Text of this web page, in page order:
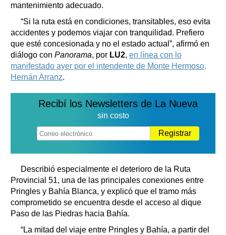
mantenimiento adecuado.
“Si la ruta está en condiciones, transitables, eso evita
accidentes y podemos viajar con tranquilidad. Prefiero
que esté concesionada y no el estado actual”, afirmó en
diálogo con Panorama, por LU2, en línea con lo
manifestado ayer por el intendente de Monte Hermoso,
Hernán Arranz.
Recibí los Newsletters de La Nueva
sin costo
Registrar
Describió especialmente el deterioro de la Ruta
Provincial 51, una de las principales conexiones entre
Pringles y Bahía Blanca, y explicó que el tramo más
comprometido se encuentra desde el acceso al dique
Paso de las Piedras hacia Bahía.
“La mitad del viaje entre Pringles y Bahía, a partir del